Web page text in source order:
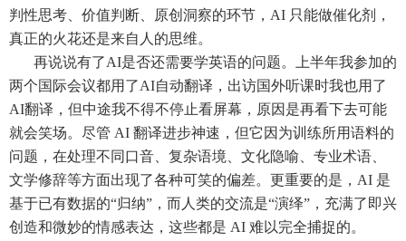
判性思考、价值判断、原创洞察的环节，AI 只能做催化剂，
真正的火花还是来自人的思维。
再说说有了AI是否还需要学英语的问题。上半年我参加的
两个国际会议都用了AI自动翻译，出访国外听课时我也用了
AI翻译，但中途我不得不停止看屏幕，原因是再看下去可能
就会笑场。尽管 AI 翻译进步神速，但它因为训练所用语料的
问题，在处理不同口音、复杂语境、文化隐喻、专业术语、
文学修辞等方面出现了各种可笑的偏差。更重要的是，AI 是
基于已有数据的“归纳”，而人类的交流是“演绎”，充满了即兴
创造和微妙的情感表达，这些都是 AI 难以完全捕捉的。